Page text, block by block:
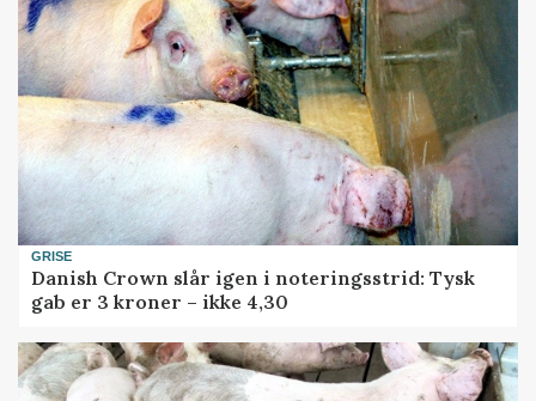
GRISE
Danish Crown slår igen i noteringsstrid: Tysk
gab er 3 kroner – ikke 4,30